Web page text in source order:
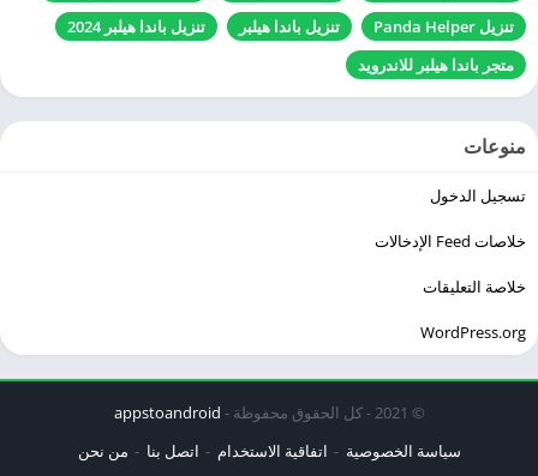
تنزيل Panda Helper
تنزيل باندا هيلبر
تنزيل باندا هيلبر 2024
متجر باندا هيلبر للاندرويد
منوعات
تسجيل الدخول
خلاصات Feed الإدخالات
خلاصة التعليقات
WordPress.org
© 2021 - كل الحقوق محفوظة -
appstoandroid
سياسة الخصوصية
اتفاقية الاستخدام اتصل بنا من نحن